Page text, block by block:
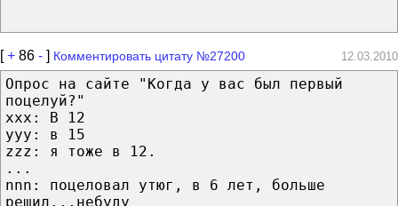
[+ 86 - ] Комментировать цитату №27200 12.03.2010
Опрос на сайте "Когда у вас был первый
поцелуй?"
ххх: В 12
ууу: в 15
zzz: я тоже в 12.
...
nnn: поцеловал утюг, в 6 лет, больше
решил...небуду